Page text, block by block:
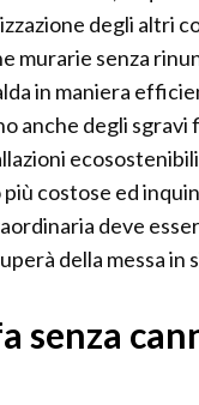
degli altri
murarie senza
in maniera
anche degli sgravi
costose ed
deve
della messa in
senza